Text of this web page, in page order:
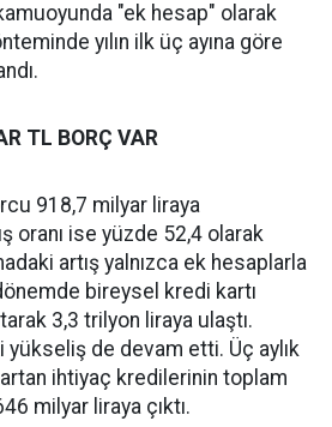
"ek hesap" olarak
yılın ilk üç ayına göre
TL BORÇ VAR
918,7 milyar liraya
oranı ise yüzde 52,4 olarak
artış yalnızca ek hesaplarla
dönemde bireysel kredi kartı
3,3 trilyon liraya ulaştı.
de devam etti. Üç aylık
ihtiyaç kredilerinin toplam
milyar liraya çıktı.